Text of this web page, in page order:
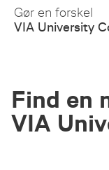
Skip
Main
Gør en forskel
VIA University
Find en
VIA